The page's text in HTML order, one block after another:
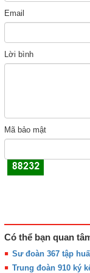
Email
Lời bình
Mã bảo mật
Có thể bạn quan
Sư đoàn 367 tập
Trung đoàn 910 ký